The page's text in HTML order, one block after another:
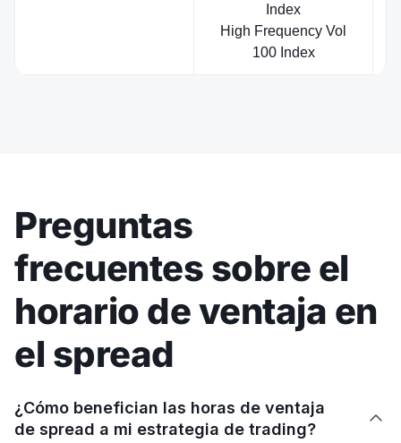
Index
High Frequency Vol
100 Index
Preguntas
frecuentes sobre el
horario de ventaja en
el spread
¿Cómo benefician las horas de ventaja
de spread a mi estrategia de trading?
